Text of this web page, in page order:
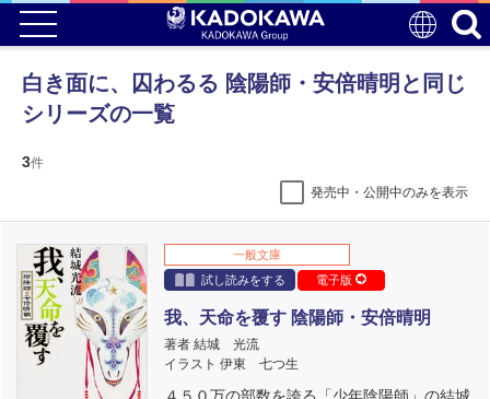
白き面に、囚わるる 陰陽師・安倍晴明と同じ
シリーズの一覧
3件
発売中・公開中のみを表示
一般文庫
試し読みをする
電子版
我、天命を覆す 陰陽師・安倍晴明
著者 結城 光流
イラスト 伊東 七つ生